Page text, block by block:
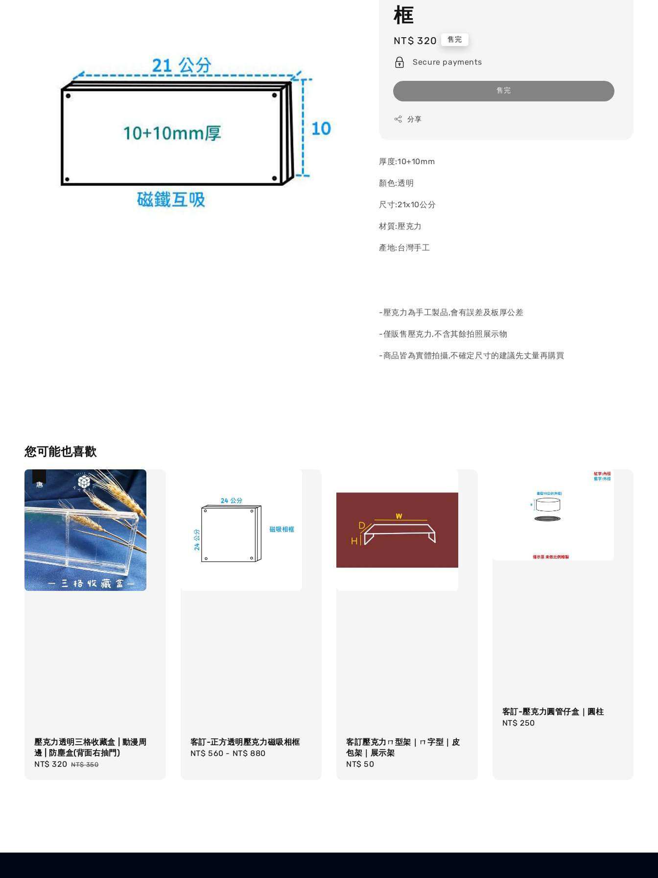
框
Regular
price
NT$ 320 售完
Secure payments
售完
分享
厚度:10+10mm
顏色:透明
尺寸:21x10公分
材質:壓克力
產地:台灣手工
-壓克力為手工製品,會有誤差及板厚公差
-僅販售壓克力,不含其餘拍照展示物
-商品皆為實體拍攝,不確定尺寸的建議先丈量再購買
您可能也喜歡
壓克力透明三格收藏盒 | 動漫周
邊 | 防塵盒(背面右抽門)
Sale
NT$ 320 Regular
NT$ 350
客訂-正方透明壓克力磁吸相框
Regular
NT$ 560 - NT$ 880
客訂壓克力ㄇ型架｜ㄇ字型｜皮
包架｜展示架
Regular
NT$ 50
客訂-壓克力圓管仔盒｜圓柱
Regular
NT$ 250